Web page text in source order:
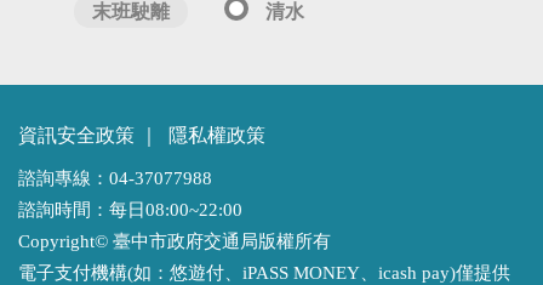
末班駛離 清水
資訊安全政策 隱私權政策
諮詢專線：04-37077988
諮詢時間：每日08:00~22:00
Copyright© 臺中市政府交通局版權所有
電子支付機構(如：悠遊付、iPASS MONEY、icash pay)僅提供